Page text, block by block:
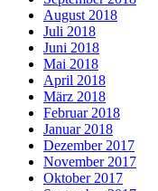
August 2018
Juli 2018
Juni 2018
Mai 2018
April 2018
März 2018
Februar 2018
Januar 2018
Dezember 2017
November 2017
Oktober 2017